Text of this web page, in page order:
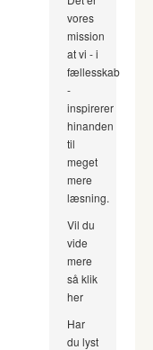
vores
mission
at vi - i
fællesskab
-
inspirerer
hinanden
til
meget
mere
læsning.
Vil du
vide
mere
så klik
her
Har
du lyst